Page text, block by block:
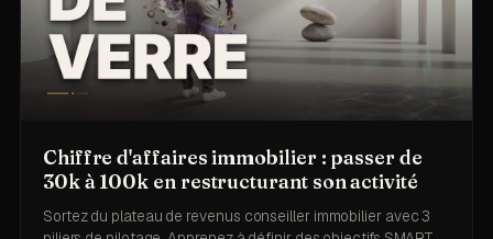
Chiffre d'affaires immobilier : passer de
30k à 100k en restructurant son activité
Sortez du plateau de revenus conseiller immobilier avec 3